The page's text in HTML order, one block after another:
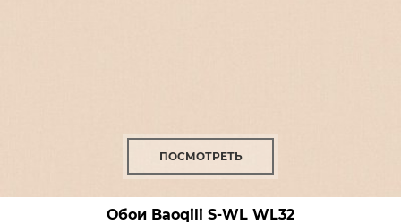
ПОСМОТРЕТЬ
Обои Baoqili S-WL WL32